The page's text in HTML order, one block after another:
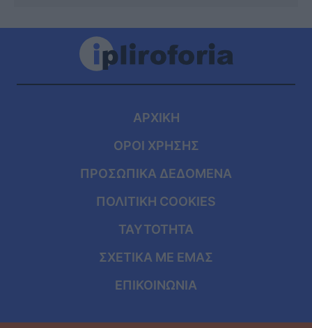
ΑΡΧΙΚΗ
ΟΡΟΙ ΧΡΗΣΗΣ
ΠΡΟΣΩΠΙΚΑ ΔΕΔΟΜΕΝΑ
ΠΟΛΙΤΙΚΗ COOKIES
ΤΑΥΤΟΤΗΤΑ
ΣΧΕΤΙΚΑ ΜΕ ΕΜΑΣ
ΕΠΙΚΟΙΝΩΝΙΑ